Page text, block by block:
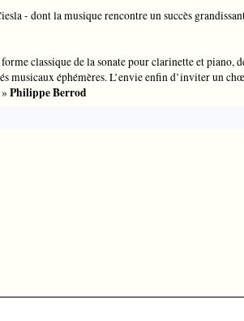
- dont la musique rencontre un succès
classique de la sonate pour clarinette et piano,
musicaux éphémères. L’envie enfin d’inviter un
»Philippe Berrod